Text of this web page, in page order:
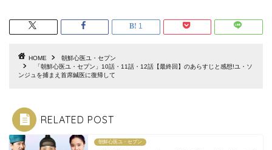
1
HOME
朝鮮心医ユ・セプン
「朝鮮心医ユ・セプン」10話・11話・12話【最終回】のあらすじと感想!ユ・ソ
ンジュを捕まえ首席鍼医に復帰して
RELATED POST
朝鮮心医ユ・セプン